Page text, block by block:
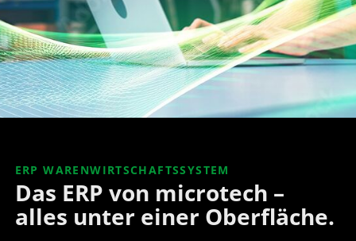
ERP WARENWIRTSCHAFTSSYSTEM
Das ERP von microtech –
alles unter einer Oberfläche.